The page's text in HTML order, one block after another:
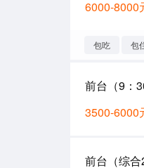
6000-8000
包吃 包
前台（9：
3500-6000
前台（综合